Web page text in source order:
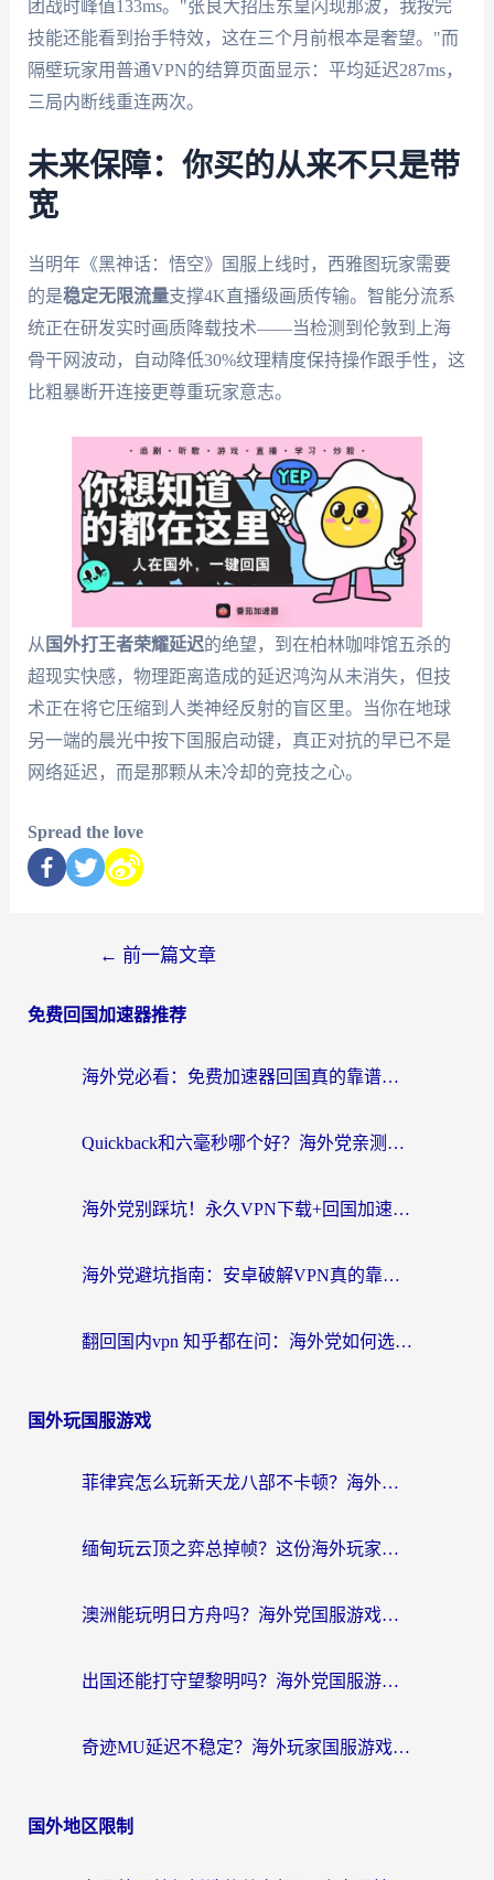
团战时峰值133ms。"张良大招压东皇闪现那波，我按完
技能还能看到抬手特效，这在三个月前根本是奢望。"而
隔壁玩家用普通VPN的结算页面显示：平均延迟287ms，
三局内断线重连两次。
未来保障：你买的从来不只是带
宽
当明年《黑神话：悟空》国服上线时，西雅图玩家需要
的是稳定无限流量支撑4K直播级画质传输。智能分流系
统正在研发实时画质降载技术——当检测到伦敦到上海
骨干网波动，自动降低30%纹理精度保持操作跟手性，这
比粗暴断开连接更尊重玩家意志。
从 国外打王者荣耀延迟的绝望，到在柏林咖啡馆五杀的
超现实快感，物理距离造成的延迟鸿沟从未消失，但技
术正在将它压缩到人类神经反射的盲区里。当你在地球
另一端的晨光中按下国服启动键，真正对抗的早已不是
网络延迟，而是那颗从未冷却的竞技之心。
Spread the love
← 前一篇文章
免费回国加速器推荐
海外党必看：免费加速器回国真的靠谱吗？3步教你选到好用的归雁替代
Quickback和六毫秒哪个好？海外党亲测：选对回国加速器，无缝刷剧办公不再愁
海外党别踩坑！永久VPN下载+回国加速器选择指南，无缝刷国内剧游戏支付
海外党避坑指南：安卓破解VPN真的靠谱吗？教你选对回国加速器无缝刷国内资源
翻回国内vpn 知乎都在问：海外党如何选对加速器，无缝刷剧打游戏？
国外玩国服游戏
菲律宾怎么玩新天龙八部不卡顿？海外党国服游戏加速器终极指南（附欧洲国外玩家实测）
缅甸玩云顶之弈总掉帧？这份海外玩家专属加速器攻略帮你上分
澳洲能玩明日方舟吗？海外党国服游戏畅玩终极指南（附实用加速器选择技巧）
出国还能打守望黎明吗？海外党国服游戏不卡顿的终极解法
奇迹MU延迟不稳定？海外玩家国服游戏加速器终极指南：从卡顿到丝滑的秘密
国外地区限制